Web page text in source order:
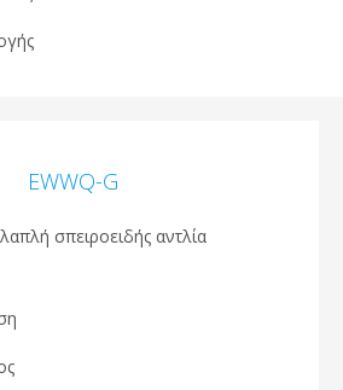
EWWQ-G
σπειροειδής αντλία